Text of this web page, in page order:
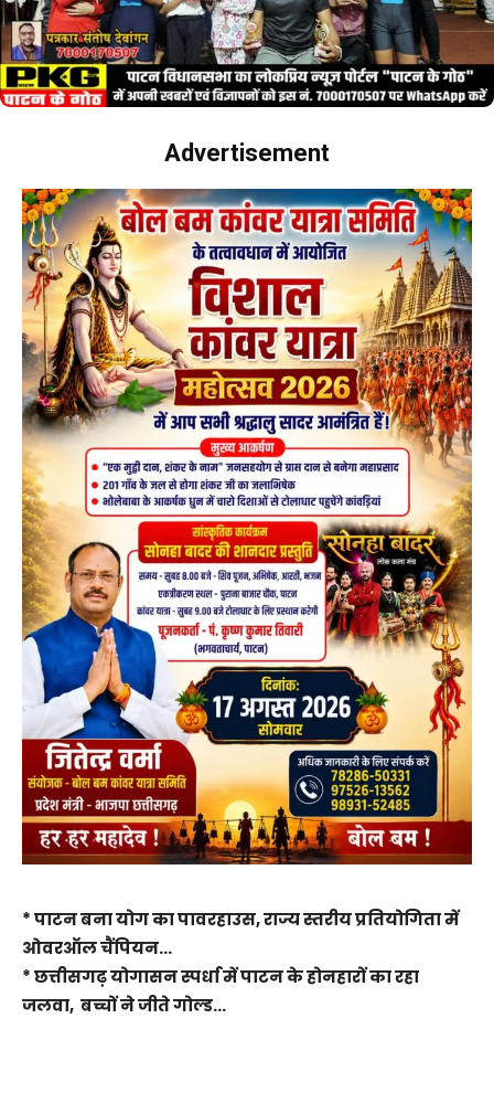
Advertisement
* पाटन बना योग का पावरहाउस, राज्य स्तरीय प्रतियोगिता में
ओवरऑल चैंपियन…
* छत्तीसगढ़ योगासन स्पर्धा में पाटन के होनहारों का रहा
जलवा, बच्चों ने जीते गोल्ड…